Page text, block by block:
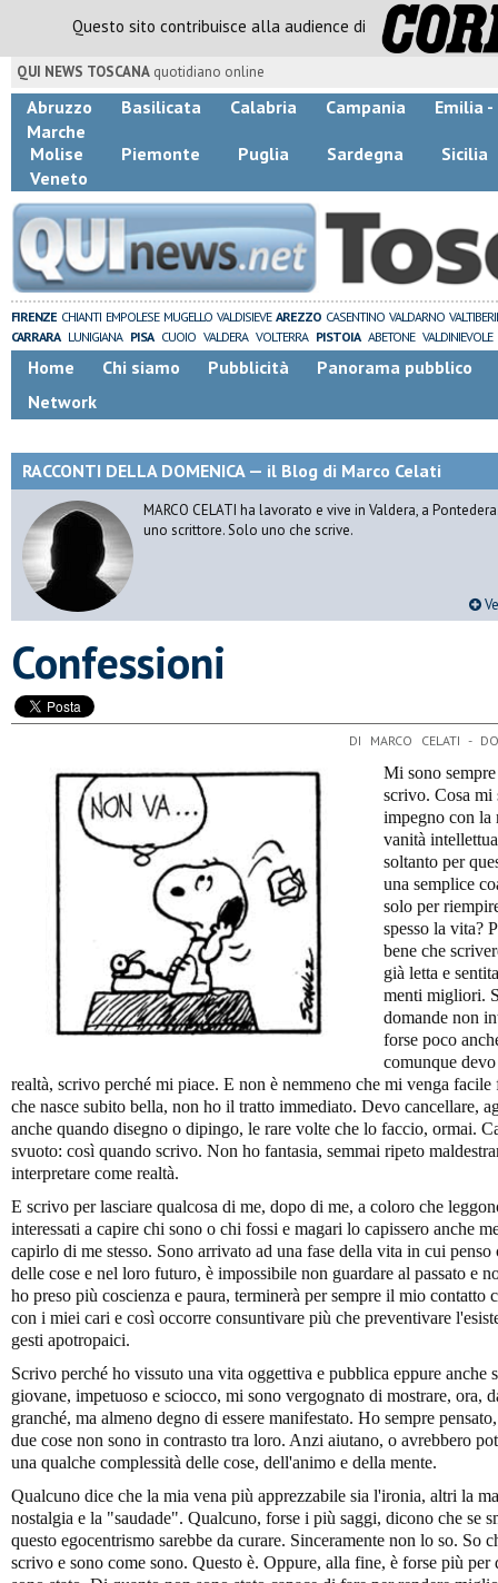
Questo sito contribuisce alla audience di
QUI NEWS TOSCANA quotidiano online
Abruzzo Basilicata Calabria Campania
Emilia -
Marche
Molise
Piemonte Puglia Sardegna
Sicilia
Veneto
FIRENZE CHIANTI EMPOLESE MUGELLO VALDISIEVE AREZZO CASENTINO VALDARNO
CARRARA LUNIGIANA PISA CUOIO VALDERA VOLTERRA PISTOIA ABETONE VALDINIEVOLE
Home Chi siamo Pubblicità
Panorama pubblico
Network
RACCONTI DELLA DOMENICA — il Blog di Marco Celati
MARCO CELATI ha lavorato e vive in Valdera, a
uno scrittore. Solo uno che scrive.
Confessioni
DI MARCO CELATI -
Mi sono
scrivo. Cosa mi
impegno con la
vanità
soltanto per
una semplice
solo per
spesso la vita?
bene che
già letta e
menti migliori.
domande non
forse poco
comunque
realtà, scrivo perché mi piace. E non è nemmeno che mi venga
che nasce subito bella, non ho il tratto immediato. Devo cancellare,
anche quando disegno o dipingo, le rare volte che lo faccio, ormai.
svuoto: così quando scrivo. Non ho fantasia, semmai ripeto
interpretare come realtà.
E scrivo per lasciare qualcosa di me, dopo di me, a coloro che
interessati a capire chi sono o chi fossi e magari lo capissero anche
capirlo di me stesso. Sono arrivato ad una fase della vita in cui penso
delle cose e nel loro futuro, è impossibile non guardare al passato e
ho preso più coscienza e paura, terminerà per sempre il mio
con i miei cari e così occorre consuntivare più che preventivare
gesti apotropaici.
Scrivo perché ho vissuto una vita oggettiva e pubblica eppure anche
giovane, impetuoso e sciocco, mi sono vergognato di mostrare, ora,
granché, ma almeno degno di essere manifestato. Ho sempre
due cose non sono in contrasto tra loro. Anzi aiutano, o avrebbero
una qualche complessità delle cose, dell'animo e della mente.
Qualcuno dice che la mia vena più apprezzabile sia l'ironia, altri la
nostalgia e la "saudade". Qualcuno, forse i più saggi, dicono che se
questo egocentrismo sarebbe da curare. Sinceramente non lo so. So
scrivo e sono come sono. Questo è. Oppure, alla fine, è forse più